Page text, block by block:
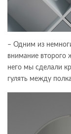
– Одним из
внимание второго
него мы сделали
гулять между